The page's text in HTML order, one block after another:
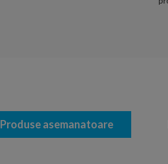
Produse asemanatoare